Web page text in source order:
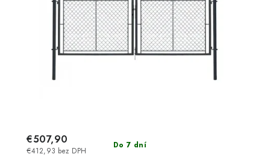
Do 7 dní
€412,93 bez DPH
€507,90